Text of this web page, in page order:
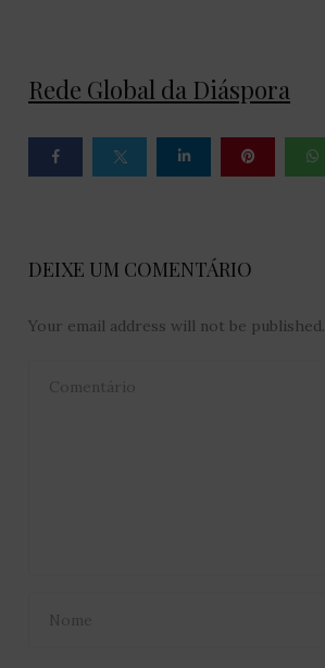
Rede Global da Diáspora
DEIXE UM COMENTÁRIO
Your email address will not be published.